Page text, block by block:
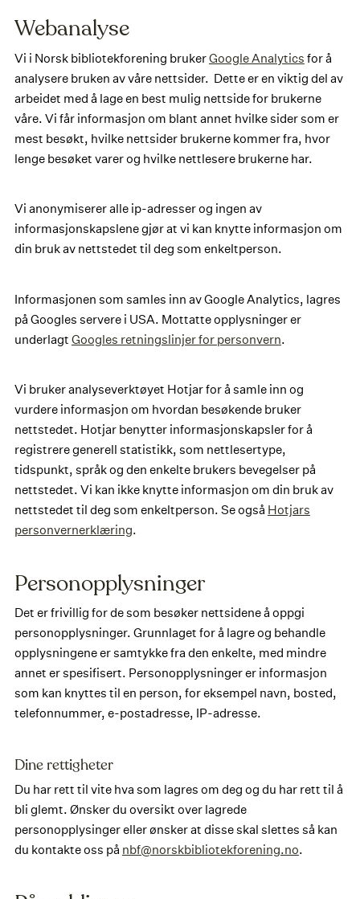
Webanalyse
Vi i Norsk bibliotekforening brukerGoogle Analytics for å
analysere bruken av våre nettsider. Dette er en viktig del av
arbeidet med å lage en best mulig nettside for brukerne
våre. Vi får informasjon om blant annet hvilke sider som er
mest besøkt, hvilke nettsider brukerne kommer fra, hvor
lenge besøket varer og hvilke nettlesere brukerne har.
Vi anonymiserer alle ip-adresser og ingen av
informasjonskapslene gjør at vi kan knytte informasjon om
din bruk av nettstedet til deg som enkeltperson.
Informasjonen som samles inn av Google Analytics, lagres
på Googles servere i USA. Mottatte opplysninger er
underlagt Googles retningslinjer for personvern.
Vi bruker analyseverktøyet Hotjar for å samle inn og
vurdere informasjon om hvordan besøkende bruker
nettstedet. Hotjar benytter informasjonskapsler for å
registrere generell statistikk, som nettlesertype,
tidspunkt, språk og den enkelte brukers bevegelser på
nettstedet. Vi kan ikke knytte informasjon om din bruk av
nettstedet til deg som enkeltperson. Se også Hotjars
personvernerklæring.
Personopplysninger
Det er frivillig for de som besøker nettsidene å oppgi
personopplysninger. Grunnlaget for å lagre og behandle
opplysningene er samtykke fra den enkelte, med mindre
annet er spesifisert. Personopplysninger er informasjon
som kan knyttes til en person, for eksempel navn, bosted,
telefonnummer, e-postadresse, IP-adresse.
Dine rettigheter
Du har rett til vite hva som lagres om deg og du har rett til å
bli glemt. Ønsker du oversikt over lagrede
personopplysinger eller ønsker at disse skal slettes så kan
du kontakte oss på nbf@norskbibliotekforening.no.